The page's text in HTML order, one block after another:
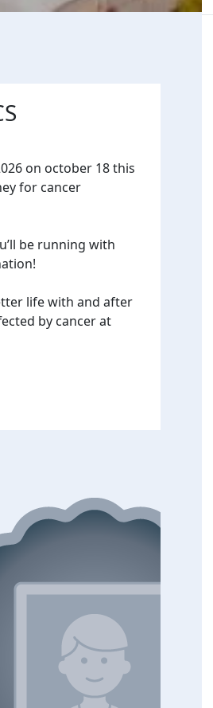
on october 18 this
for cancer
be running with
life with and after
by cancer at